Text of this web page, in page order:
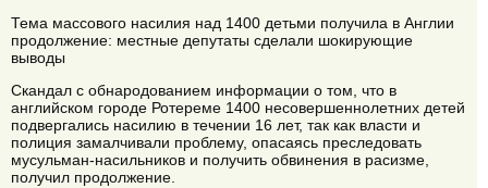
Тема массового насилия над 1400 детьми получила в Англии
продолжение: местные депутаты сделали шокирующие
выводы
Скандал с обнародованием информации о том, что в
английском городе Ротереме 1400 несовершеннолетних детей
подвергались насилию в течении 16 лет, так как власти и
полиция замалчивали проблему, опасаясь преследовать
мусульман-насильников и получить обвинения в расизме,
получил продолжение.